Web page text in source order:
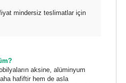
mindersiz teslimatlar için
aksine, alüminyum
hafiftir hem de asla